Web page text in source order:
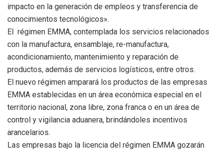
impacto en la generación de empleos y transferencia de
conocimientos tecnológicos».
El régimen EMMA, contemplada los servicios relacionados
con la manufactura, ensamblaje, re-manufactura,
acondicionamiento, mantenimiento y reparación de
productos, además de servicios logísticos, entre otros.
El nuevo régimen amparará los productos de las empresas
EMMA establecidas en un área económica especial en el
territorio nacional, zona libre, zona franca o en un área de
control y vigilancia aduanera, brindándoles incentivos
arancelarios.
Las empresas bajo la licencia del régimen EMMA gozarán